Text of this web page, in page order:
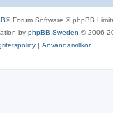
® Forum Software © phpBB
by phpBB Sweden © 2006-
| Användarvillkor